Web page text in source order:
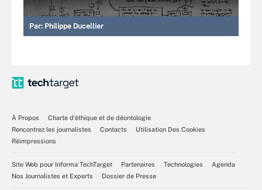
Par: Philippe Ducellier
À Propos
Charte d’éthique et de déontologie
Rencontrez les journalistes
Contacts
Utilisation Des Cookies
Réimpressions
Site Web pour Informa TechTarget Partenaires Technologies
Agenda
Nos Journalistes et Experts
Dossier de Presse